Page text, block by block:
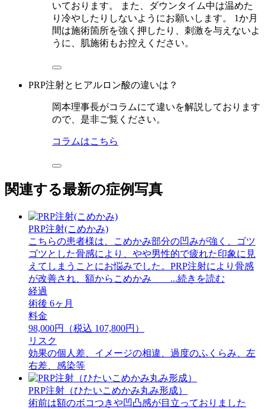
いております。 また、ダウンタイム中は温めた
り冷やしたりしないようにお願いします。 1か月
間は施術箇所を強く押したり、刺激を与えないよ
うに、肌施術もお控えください。
PRP注射とヒアルロン酸の違いは？
岡本理事長がコラムにて違いを解説しております
ので、是非ご覧ください。
コラムはこちら
関連する最新の症例写真
PRP注射(こめかみ)
こちらの患者様は、こめかみ部分の凹みが強く、ゴツ
ゴツとした骨感により、やや男性的で疲れた印象に見
えてしまうことにお悩みでした。PRP注射により骨感
が改善され、額からこめかみ ...続きを読む
経過
術後 6ヶ月
料金
98,000円（税込 107,800円）
リスク
効果の個人差、イメージの相違、過度のふくらみ、左
右差、感染等
PRP注射（ひたいこめかみ丸み形成）
術前は額のボコつきや凹凸感が目立っておりました